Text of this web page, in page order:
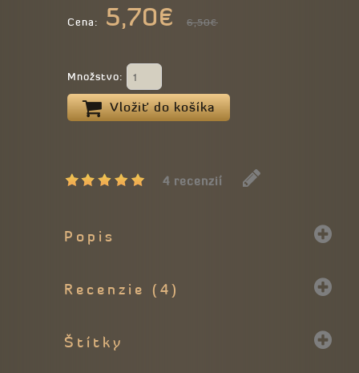
Cena: 5,70€ 6,50€
Množstvo:
Vložiť do košíka
4 recenzií
Popis
Recenzie (4)
Štítky